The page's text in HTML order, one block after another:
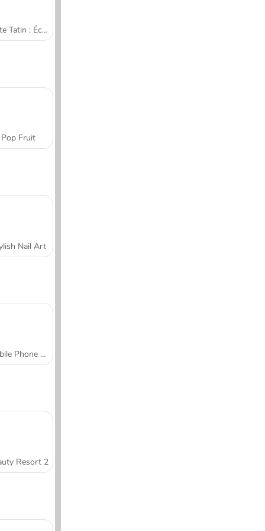
Tarte Tatin : École de cuisine de Sara
Pop Fruit
Nail Art
Mobile Phone Case Design & DIY
Resort 2